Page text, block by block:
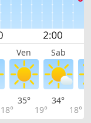
Ven Sab
18°
35°
19°
34°
18°